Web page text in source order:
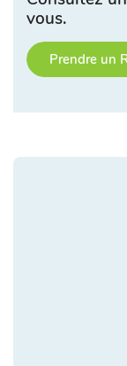
vous.
Prendre un